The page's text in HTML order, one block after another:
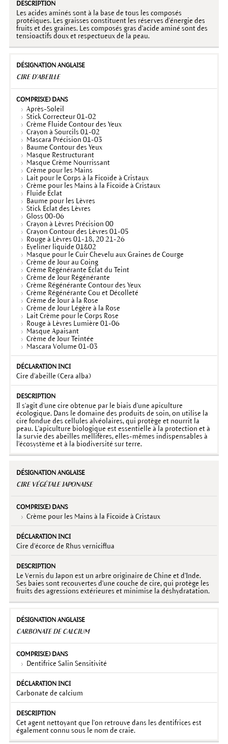
Les acides aminés sont à la base de tous les composés
protéiques. Les graisses constituent les réserves d'énergie des
fruits et des graines. Les composés gras d'acide aminé sont des
tensioactifs doux et respectueux de la peau.
CIRE D'ABEILLE
Après-Soleil
Stick Correcteur 01-02
Crème Fluide Contour des Yeux
Crayon à Sourcils 01-02
Mascara Précision 01-03
Baume Contour des Yeux
Masque Restructurant
Masque Crème Nourrissant
Crème pour les Mains
Lait pour le Corps à la Ficoïde à Cristaux
Crème pour les Mains à la Ficoïde à Cristaux
Fluide Éclat
Baume pour les Lèvres
Stick Eclat des Lèvres
Gloss 00-06
Crayon à Lèvres Précision 00
Crayon Contour des Lèvres 01-05
Rouge à Lèvres 01-18, 20 21-26
Eyeliner liquide 01&02
Masque pour le Cuir Chevelu aux Graines de Courge
Crème de Jour au Coing
Crème Régénérante Éclat du Teint
Crème de Jour Régénérante
Crème Régénérante Contour des Yeux
Crème Régénérante Cou et Décolleté
Crème de Jour à la Rose
Crème de Jour Légère à la Rose
Lait Crème pour le Corps Rose
Rouge à Lèvres Lumière 01-06
Masque Apaisant
Crème de Jour Teintée
Mascara Volume 01-03
Cire d'abeille (Cera alba)
Il s'agit d'une cire obtenue par le biais d'une apiculture
écologique. Dans le domaine des produits de soin, on utilise la
cire fondue des cellules alvéolaires, qui protège et nourrit la
peau. L'apiculture biologique est essentielle à la protection et à
la survie des abeilles mellifères, elles-mêmes indispensables à
l'écosystème et à la biodiversité sur terre.
CIRE VÉGÉTALE JAPONAISE
Crème pour les Mains à la Ficoïde à Cristaux
Cire d'écorce de Rhus verniciflua
Le Vernis du Japon est un arbre originaire de Chine et d'Inde.
Ses baies sont recouvertes d'une couche de cire, qui protège les
fruits des agressions extérieures et minimise la déshydratation.
CARBONATE DE CALCIUM
Dentifrice Salin Sensitivité
Carbonate de calcium
Cet agent nettoyant que l'on retrouve dans les dentifrices est
également connu sous le nom de craie.